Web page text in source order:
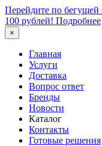
Перейдите по бегущей
100 рублей! Подробнее
×
Главная
Услуги
Доставка
Вопрос ответ
Бренды
Новости
Каталог
Контакты
Готовые решения